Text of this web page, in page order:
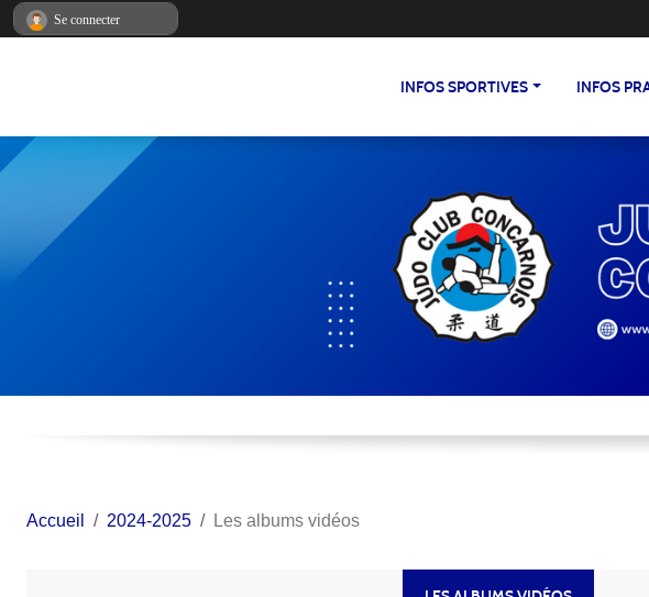
INFOS SPORTIVES INFOS
Accueil 2024-2025 Les albums vidéos
Se connecter
Panneau de gestion des cookies